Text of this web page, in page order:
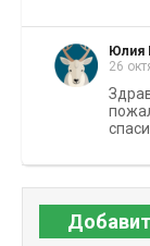
Юлия
26